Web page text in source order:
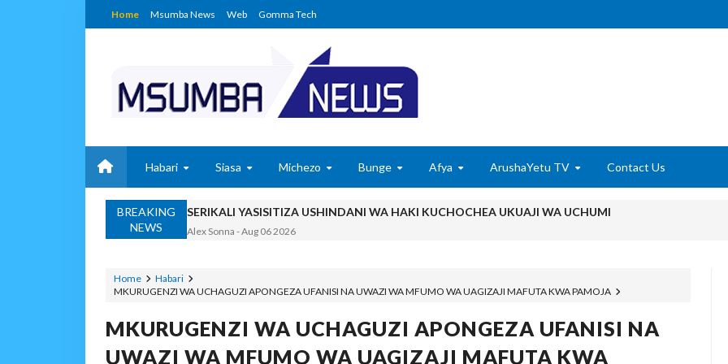
Home Msumba News Web Gomma Tech
Habari Siasa Michezo Bunge Afya ArushaYetu TV Contact Us
BREAKING
NEWS
SERIKALI YASISITIZA USHINDANI WA HAKI KUCHOCHEA UKUAJI WA UCHUMI
Alex Sonna -Aug 06 2026
RAIS SAMIA, MUSEVEN WASHUHUDIA MAKUBALIANO YA TRILIONI 56 KUIFANYA TANGA
BRELA YATOA ELIMU YA URASIMISHAJI BIASHARA NA USAJILI WA ALAMA ZA BIASHARA NA
Alex Sonna -Aug 06 2026
Home
Habari
MKURUGENZI WA UCHAGUZI APONGEZA UFANISI NA UWAZI WA MFUMO WA UAGIZAJI MAFUTA KWA PAMOJA
MKURUGENZI WA UCHAGUZI APONGEZA UFANISI NA
UWAZI WA MFUMO WA UAGIZAJI MAFUTA KWA